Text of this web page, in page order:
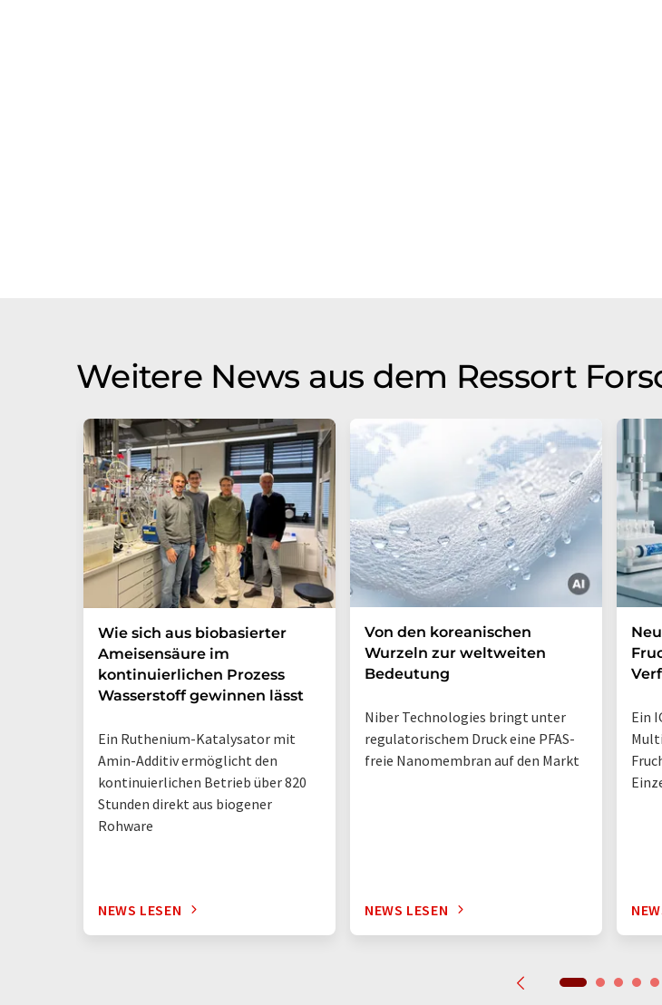
Weitere News aus dem Ressort
Wie sich aus biobasierter
Ameisensäure im
kontinuierlichen Prozess
Wasserstoff gewinnen lässt
Ein Ruthenium-Katalysator mit
Amin-Additiv ermöglicht den
kontinuierlichen Betrieb über 820
Stunden direkt aus biogener
Rohware
NEWS LESEN
Von den koreanischen
Wurzeln zur weltweiten
Bedeutung
Niber Technologies bringt unter
regulatorischem Druck eine PFAS-
freie Nanomembran auf den Markt
NEWS LESEN
Ein